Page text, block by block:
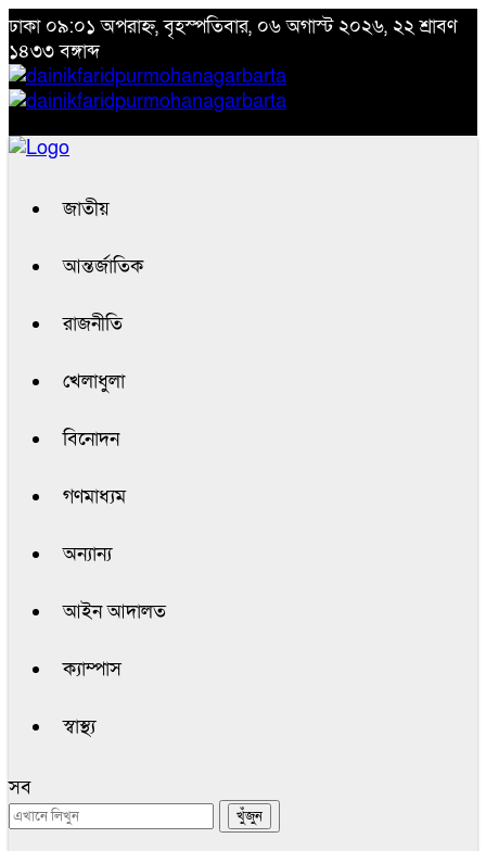
ঢাকা ০৯:০১ অপরাহ্ন, বৃহস্পতিবার, ০৬ অগাস্ট ২০২৬, ২২ শ্রাবণ
১৪৩৩ বঙ্গাব্দ
জাতীয়
আন্তর্জাতিক
রাজনীতি
খেলাধুলা
বিনোদন
গণমাধ্যম
অন্যান্য
আইন আদালত
ক্যাম্পাস
স্বাস্থ্য
সব